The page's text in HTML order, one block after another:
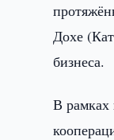
Дохе
бизнеса.
В рамках